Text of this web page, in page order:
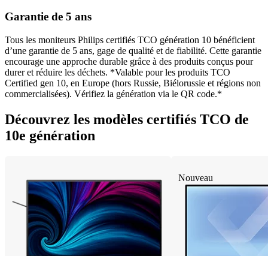
Garantie de 5 ans
Tous les moniteurs Philips certifiés TCO génération 10 bénéficient
d’une garantie de 5 ans, gage de qualité et de fiabilité. Cette garantie
encourage une approche durable grâce à des produits conçus pour
durer et réduire les déchets. *Valable pour les produits TCO
Certified gen 10, en Europe (hors Russie, Biélorussie et régions non
commercialisées). Vérifiez la génération via le QR code.*
Découvrez les modèles certifiés TCO de
10e génération
Nouveau